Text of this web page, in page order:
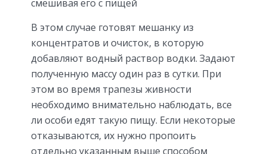
смешивая его с пищей
В этом случае готовят мешанку из
концентратов и очисток, в которую
добавляют водный раствор водки. Задают
полученную массу один раз в сутки. При
этом во время трапезы живности
необходимо внимательно наблюдать, все
ли особи едят такую пищу. Если некоторые
отказываются, их нужно пропоить
отдельно указанным выше способом